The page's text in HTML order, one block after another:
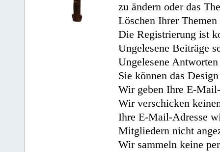
zu ändern oder das
Löschen Ihrer
Die Registrierung ist
Ungelesene Beiträge
Ungelesene
Sie können das
Wir geben Ihre E-
Wir verschicken
Ihre E-Mail-Adresse
Mitgliedern nicht
Wir sammeln keine